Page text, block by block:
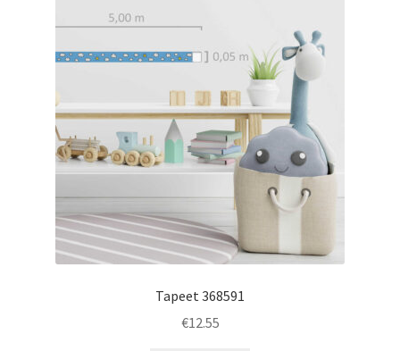
Tapeet 368591
€12.55